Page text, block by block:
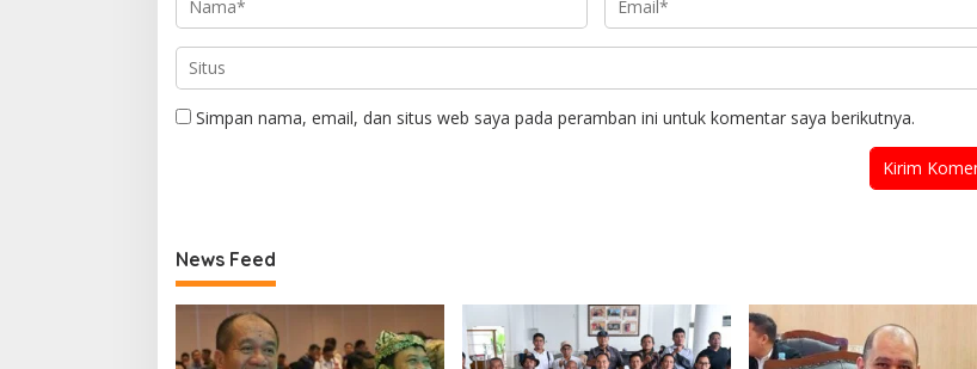
Simpan nama, email, dan situs web saya pada peramban ini untuk komentar saya berikutnya.
News Feed